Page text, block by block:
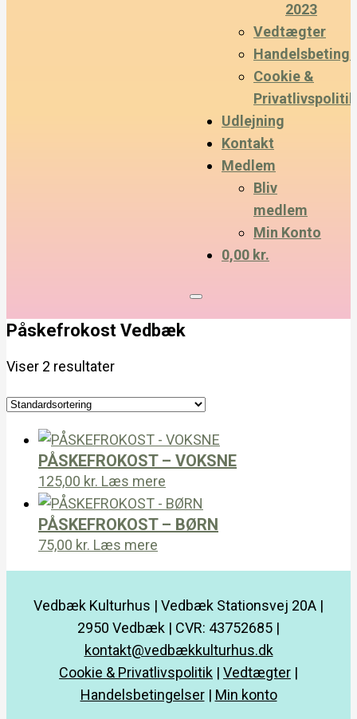
2023
Vedtægter
Cookie &
Privatlivspolitik
Udlejning
Kontakt
Medlem
Bliv
medlem
Min Konto
0,00 kr.
Påskefrokost Vedbæk
Viser 2 resultater
PÅSKEFROKOST – VOKSNE
125,00 kr. Læs mere
PÅSKEFROKOST – BØRN
75,00 kr. Læs mere
Vedbæk Kulturhus | Vedbæk Stationsvej 20A |
2950 Vedbæk | CVR: 43752685 |
kontakt@vedbækkulturhus.dk
Cookie & Privatlivspolitik | Vedtægter |
Handelsbetingelser| Min konto